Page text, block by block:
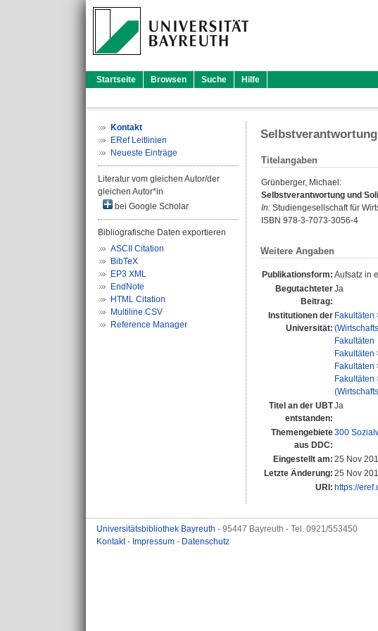
Startseite Browsen Suche Hilfe
Kontakt
ERef Leitlinien
Neueste Einträge
Literatur vom gleichen Autor/der
gleichen Autor*in
bei Google Scholar
Bibliografische Daten exportieren
ASCII Citation
BibTeX
EP3 XML
EndNote
HTML Citation
Multiline CSV
Reference Manager
Titelangaben
Grünberger, Michael :
Selbstverantwortung und
In: Studiengesellschaft für
ISBN 978-3-7073-3056-4
Weitere Angaben
Publikationsform: Aufsatz in
Begutachteter
Beitrag:
Ja
Institutionen der
Universität:
Fakultäten
Fakultäten
Fakultäten
Fakultäten
Fakultäten
Titel an der UBT
entstanden:
Ja
Themengebiete
aus DDC:
300
Eingestellt am: 25 Nov
Letzte Änderung: 25 Nov
URI: https://
Universitätsbibliothek Bayreuth - 95447 Bayreuth - Tel. 0921/553450
Kontakt- Impressum - Datenschutz